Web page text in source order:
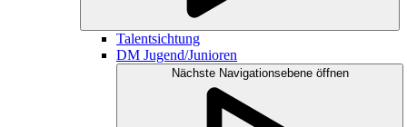
Talentsichtung
DM Jugend/Junioren
Nächste Navigationsebene öffnen